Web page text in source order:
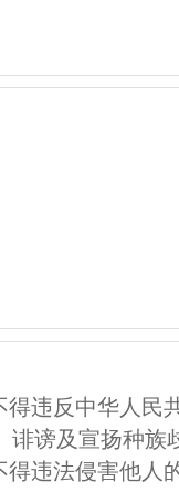
违反中华人民
诽谤及宣扬种族
违法侵害他人